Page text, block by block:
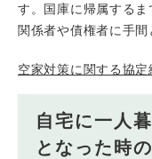
す。国庫に帰属する
関係者や債権者に手間
空家対策に関する協
自宅に一人
となった時